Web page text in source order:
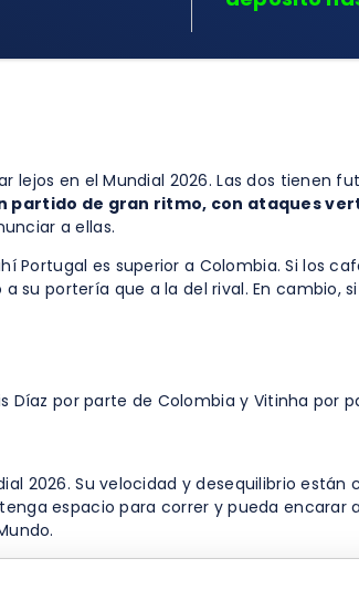
en el Mundial 2026. Las dos tienen
partido de gran ritmo, con ataques
a ellas.
Portugal es superior a Colombia. Si los
portería que a la del rival. En cambio,
Díaz por parte de Colombia y Vitinha por
2026. Su velocidad y desequilibrio
espacio para correr y pueda